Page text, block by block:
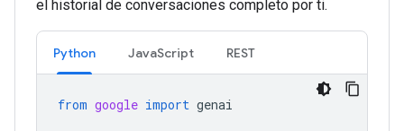
el historial de conversaciones completo por ti.
Python JavaScript REST
from google import genai